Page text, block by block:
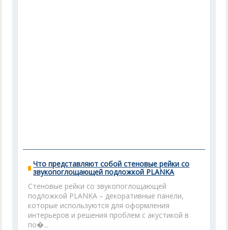
Что представляют собой стеновые рейки со
звукопоглощающей подложкой PLANKA
Стеновые рейки со звукопоглощающей
подложкой PLANKA – декоративные панели,
которые используются для оформления
интерьеров и решения проблем с акустикой в
по�...